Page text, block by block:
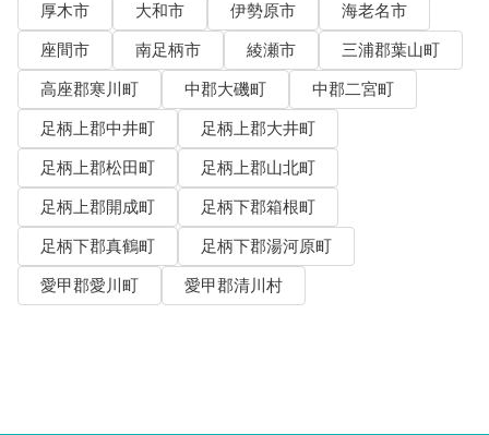
厚木市
大和市 伊勢原市
海老名市
座間市
南足柄市 綾瀬市
三浦郡葉山町
高座郡寒川町
中郡大磯町
中郡二宮町
足柄上郡中井町
足柄上郡大井町
足柄上郡松田町
足柄上郡山北町
足柄上郡開成町
足柄下郡箱根町
足柄下郡真鶴町
足柄下郡湯河原町
愛甲郡愛川町
愛甲郡清川村